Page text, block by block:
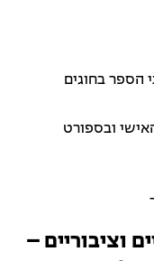
הספר בחוגים
ובספורט
וציבוריים –